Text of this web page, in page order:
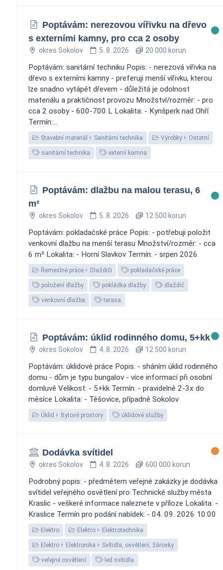
Poptávám: nerezovou vířivku na dřevo
s externími kamny, pro cca 2 osoby
okres Sokolov 5. 8. 2026 20 000 korun
Poptávám: sanitární techniku Popis: - nerezová vířivka na
dřevo s externími kamny - preferuji menší vířivku, kterou
lze snadno vytápět dřevem - důležitá je odolnost
materiálu a praktičnost provozu Množství/rozměr: - pro
cca 2 osoby - 600-700 L Lokalita: - Kynšperk nad Ohří
Termín:...
Stavební materiál Sanitární technika Výrobky Ostatní
sanitární technika externí kamna
Poptávám: dlažbu na malou terasu, 6
m²
okres Sokolov 5. 8. 2026 12 500 korun
Poptávám: pokladačské práce Popis: - potřebuji položit
venkovní dlažbu na menší terasu Množství/rozměr: - cca
6 m² Lokalita: - Horní Slavkov Termín: - srpen 2026
Řemeslné práce Dlaždiči pokladačské práce
položení dlažby pokládka dlažby dlaždič
venkovní dlažba terasa
Poptávám: úklid rodinného domu, 5+kk
okres Sokolov 4. 8. 2026 12 500 korun
Poptávám: úklidové práce Popis: - sháním úklid rodinného
domu - dům je typu bungalov - více informací při osobní
domluvě Velikost: - 5+kk Termín: - pravidelně 2-3x do
měsíce Lokalita: - Těšovice, případně Sokolov
Úklid Bytové prostory úklidové služby
Dodávka svítidel
okres Sokolov 4. 8. 2026 600 000 korun
Podrobný popis: - předmětem veřejné zakázky je dodávka
svítidel veřejného osvětlení pro Technické služby města
Kraslic - veškeré informace naleznete v příloze Lokalita: -
Kraslice Termín pro podání nabídek: - 04. 09. 2026 10:00
Elektro Elektro Elektrotechnika
Elektro Elektronika Svítidla, osvětlení, žárovky
veřejné osvětlení led svítídla